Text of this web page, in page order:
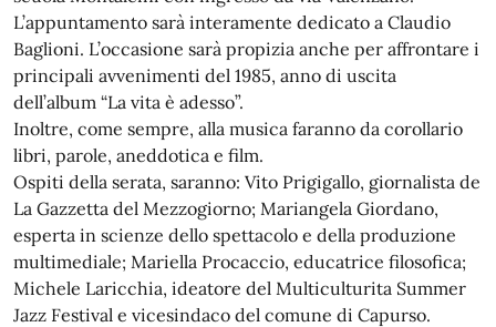
L’appuntamento sarà interamente dedicato a Claudio
Baglioni. L’occasione sarà propizia anche per affrontare i
principali avvenimenti del 1985, anno di uscita
dell’album “La vita è adesso”.
Inoltre, come sempre, alla musica faranno da corollario
libri, parole, aneddotica e film.
Ospiti della serata, saranno: Vito Prigigallo, giornalista de
La Gazzetta del Mezzogiorno; Mariangela Giordano,
esperta in scienze dello spettacolo e della produzione
multimediale; Mariella Procaccio, educatrice filosofica;
Michele Laricchia, ideatore del Multiculturita Summer
Jazz Festival e vicesindaco del comune di Capurso.